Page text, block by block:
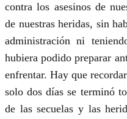
contra los asesinos de
de nuestras heridas, sin
administración ni
hubiera podido preparar
enfrentar. Hay que
solo dos días se terminó
de las secuelas y las